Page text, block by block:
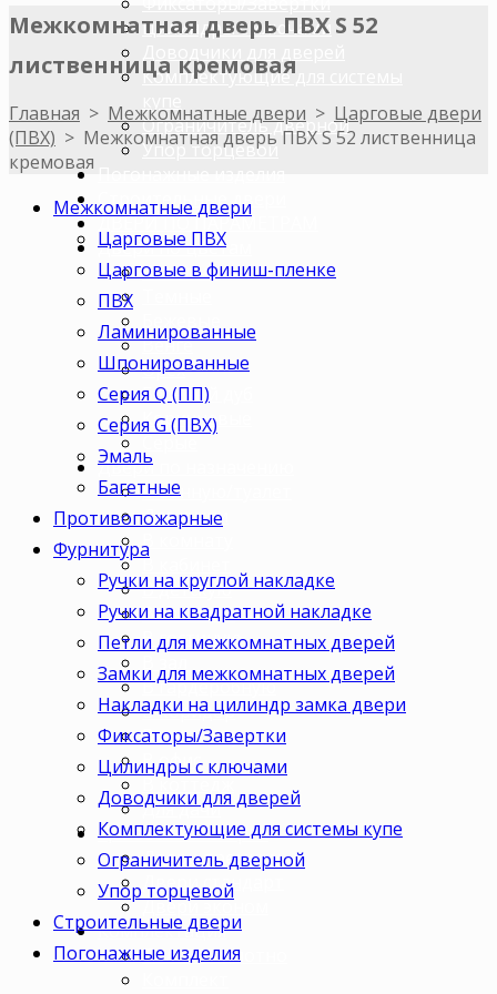
Цилиндры с ключами
Комплектующие для системы
Ограничитель дверной
Упор торцевой
Строительные двери
ДВЕРИ ПО ПАРАМЕТРАМ
Двери по цветам
Светлые
Венге
Орех
Беленый дуб
Коричневые
Серые
Двери по назначению
В ванную/туалет
Для кухни
В комнату
В кабинет
В детскую
В спальню
В гостиную
В гардеробную
В коридор
В кладовку
В офис
В коттедж
Для дачи
Ценовая категория
Двери премиум
Двери стандарт
Двери эконом
Комплектация
Только полотно
Межкомнатная дверь ПВХ S 52
лиственница кремовая
Главная > Межкомнатные двери > Царговые двери
(ПВХ) > Межкомнатная дверь ПВХ S 52 лиственница
кремовая
Межкомнатные двери
Царговые ПВХ
Царговые в финиш-пленке
ПВХ
Ламинированные
Шпонированные
Серия Q (ПП)
Серия G (ПВХ)
Эмаль
Багетные
Противопожарные
Фурнитура
Ручки на круглой накладке
Ручки на квадратной накладке
Петли для межкомнатных дверей
Замки для межкомнатных дверей
Накладки на цилиндр замка двери
Фиксаторы/Завертки
Цилиндры с ключами
Доводчики для дверей
Комплектующие для системы купе
Ограничитель дверной
Упор торцевой
Строительные двери
Погонажные изделия